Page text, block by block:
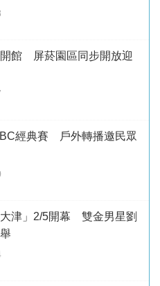
館 屏菸園區同步開放迎
經典賽 戶外轉播邀民眾
津」2/5開幕 雙金男星劉